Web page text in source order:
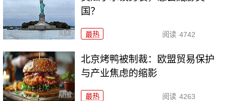
国？
最热 阅读 4742
北京烤鸭被制裁：欧盟贸易保护
与产业焦虑的缩影
最热 阅读 4263